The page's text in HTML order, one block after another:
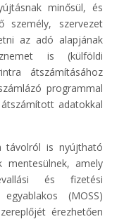
minősül, és
szervezet
az adó alapjának
is (külföldi
átszámításához
programmal
adatokkal
távolról is nyújtható
mentesülnek, amely
és fizetési
(MOSS)
érezhetően